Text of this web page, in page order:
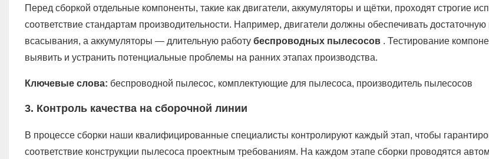
Перед сборкой отдельные компоненты, такие как двигатели, аккумуляторы и щётки, проходят строгие
соответствие стандартам производительности. Например, двигатели должны обеспечивать
всасывания, а аккумуляторы — длительную работу беспроводных пылесосов. Тестирование
выявить и устранить потенциальные проблемы на ранних этапах производства.
Ключевые слова: беспроводной пылесос, комплектующие для пылесоса, производитель пылесосов
3. Контроль качества на сборочной линии
В процессе сборки наши квалифицированные специалисты контролируют каждый этап, чтобы
соответствие конструкции пылесоса проектным требованиям. На каждом этапе сборки проводятся